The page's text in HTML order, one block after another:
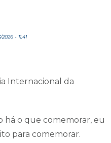
- 11:41
Internacional da
há o que comemorar, eu
para comemorar.